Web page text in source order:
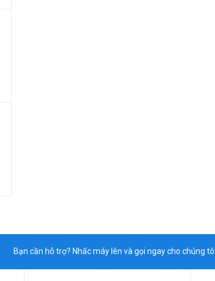
Bạn cần hỗ trợ? Nhấc máy lên và gọi ngay cho chúng